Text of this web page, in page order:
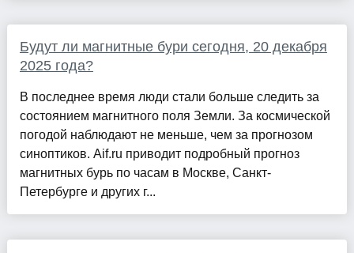
Будут ли магнитные бури сегодня, 20 декабря
2025 года?
В последнее время люди стали больше следить за
состоянием магнитного поля Земли. За космической
погодой наблюдают не меньше, чем за прогнозом
синоптиков. Aif.ru приводит подробный прогноз
магнитных бурь по часам в Москве, Санкт-
Петербурге и других г...